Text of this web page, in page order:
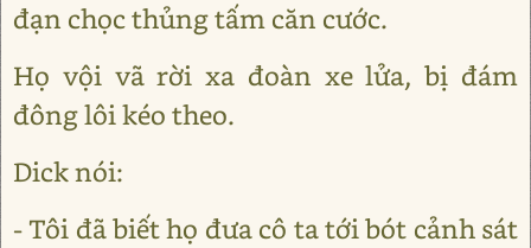
đạn chọc thủng tấm căn cước.
Họ vội vã rời xa đoàn xe lửa, bị đám
đông lôi kéo theo.
Dick nói:
- Tôi đã biết họ đưa cô ta tới bót cảnh sát